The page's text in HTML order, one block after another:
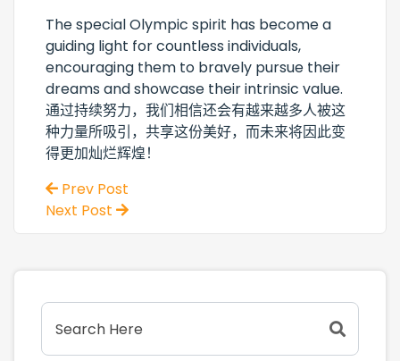
The special Olympic spirit has become a
guiding light for countless individuals,
encouraging them to bravely pursue their
dreams and showcase their intrinsic value.
通过持续努力，我们相信还会有越来越多人被这
种力量所吸引，共享这份美好，而未来将因此变
得更加灿烂辉煌！
Prev Post
Next Post